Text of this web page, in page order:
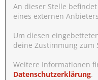
An dieser Stelle
eines externen
Um diesen
deine Zustimmung zum
Weitere Informationen
Datenschutzerklärung.